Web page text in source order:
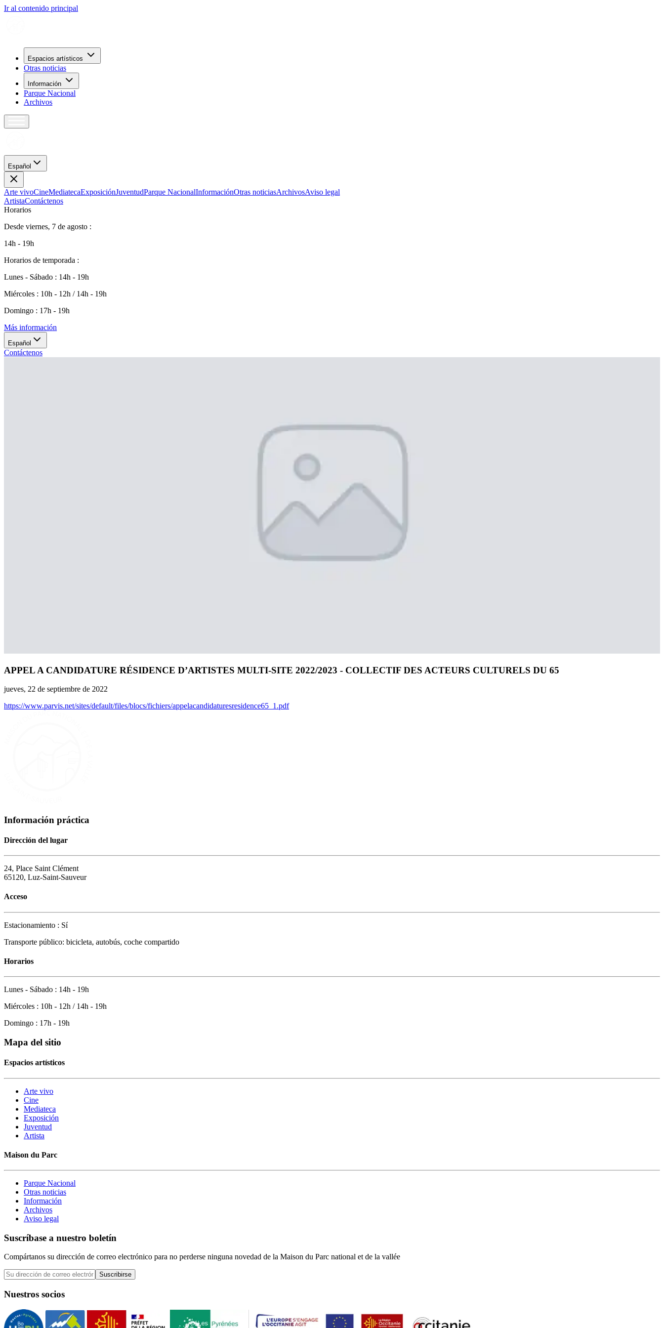
Ir al contenido principal
Espacios artísticos
Otras noticias
Información
Parque Nacional
Archivos
Español
Arte vivoCineMediatecaExposiciónJuventudParque NacionalInformaciónOtras noticiasArchivosAviso legal
ArtistaContáctenos
Horarios
Desde viernes, 7 de agosto :
14h - 19h
Horarios de temporada :
Lunes - Sábado : 14h - 19h
Miércoles : 10h - 12h / 14h - 19h
Domingo : 17h - 19h
Más información
Español
Contáctenos
APPEL A CANDIDATURE RÉSIDENCE D’ARTISTES MULTI-SITE 2022/2023 - COLLECTIF DES ACTEURS CULTURELS DU 65
jueves, 22 de septiembre de 2022
https://www.parvis.net/sites/default/files/blocs/fichiers/appelacandidaturesresidence65_1.pdf
Información práctica
Dirección del lugar
24, Place Saint Clément
65120, Luz-Saint-Sauveur
Acceso
Estacionamiento : Sí
Transporte público: bicicleta, autobús, coche compartido
Horarios
Lunes - Sábado : 14h - 19h
Miércoles : 10h - 12h / 14h - 19h
Domingo : 17h - 19h
Mapa del sitio
Espacios artísticos
Arte vivo
Cine
Mediateca
Exposición
Juventud
Artista
Maison du Parc
Parque Nacional
Otras noticias
Información
Archivos
Aviso legal
Suscríbase a nuestro boletín
Compártanos su dirección de correo electrónico para no perderse ninguna novedad de la Maison du Parc national et de la vallée
Suscribirse
Nuestros socios